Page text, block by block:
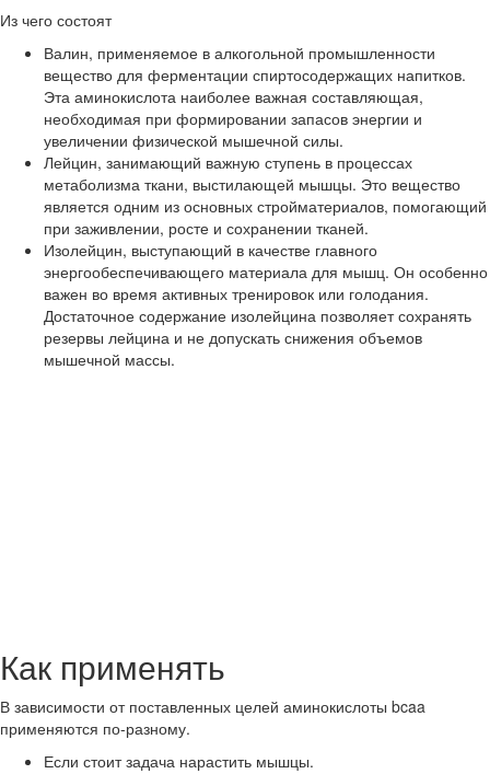
Из чего состоят
Валин, применяемое в алкогольной промышленности
вещество для ферментации спиртосодержащих напитков.
Эта аминокислота наиболее важная составляющая,
необходимая при формировании запасов энергии и
увеличении физической мышечной силы.
Лейцин, занимающий важную ступень в процессах
метаболизма ткани, выстилающей мышцы. Это вещество
является одним из основных стройматериалов, помогающий
при заживлении, росте и сохранении тканей.
Изолейцин, выступающий в качестве главного
энергообеспечивающего материала для мышц. Он особенно
важен во время активных тренировок или голодания.
Достаточное содержание изолейцина позволяет сохранять
резервы лейцина и не допускать снижения объемов
мышечной массы.
Как применять
В зависимости от поставленных целей аминокислоты bcaa
применяются по-разному.
Если стоит задача нарастить мышцы.